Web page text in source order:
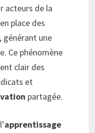
acteurs de la
place des
générant une
Ce phénomène
clair des
et
partagée.
apprentissage